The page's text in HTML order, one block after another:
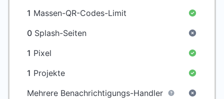
1 Massen-QR-Codes-Limit
0 Splash-Seiten
1 Pixel
1 Projekte
Mehrere Benachrichtigungs-Handler